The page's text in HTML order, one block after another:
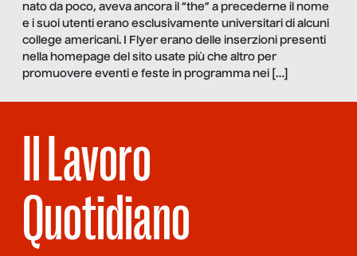
nato da poco, aveva ancora il “the” a precederne il nome
e i suoi utenti erano esclusivamente universitari di alcuni
college americani. I Flyer erano delle inserzioni presenti
nella homepage del sito usate più che altro per
promuovere eventi e feste in programma nei […]
Il Lavoro
Quotidiano